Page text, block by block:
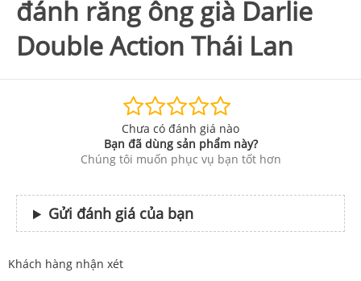
đánh răng ông già Darlie
Double Action Thái Lan
Chưa có đánh giá nào
Bạn đã dùng sản phẩm này?
Chúng tôi muốn phục vụ bạn tốt hơn
Gửi đánh giá của bạn
Khách hàng nhận xét